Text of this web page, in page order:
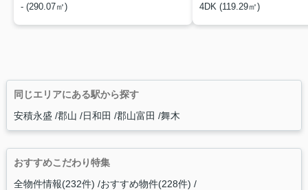
- (290.07㎡)
4DK (119.29㎡)
同じエリアにある駅から探す
安積永盛 郡山 日和田 郡山富田 舞木
おすすめこだわり特集
全物件情報(232件) おすすめ物件(228件)